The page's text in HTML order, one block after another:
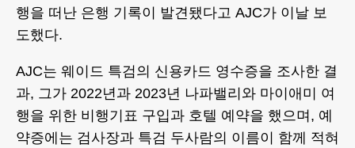
행을 떠난 은행 기록이 발견됐다고 AJC가 이날 보
도했다.
AJC는 웨이드 특검의 신용카드 영수증을 조사한 결
과, 그가 2022년과 2023년 나파밸리와 마이애미 여
행을 위한 비행기표 구입과 호텔 예약을 했으며, 예
약증에는 검사장과 특검 두사람의 이름이 함께 적혀